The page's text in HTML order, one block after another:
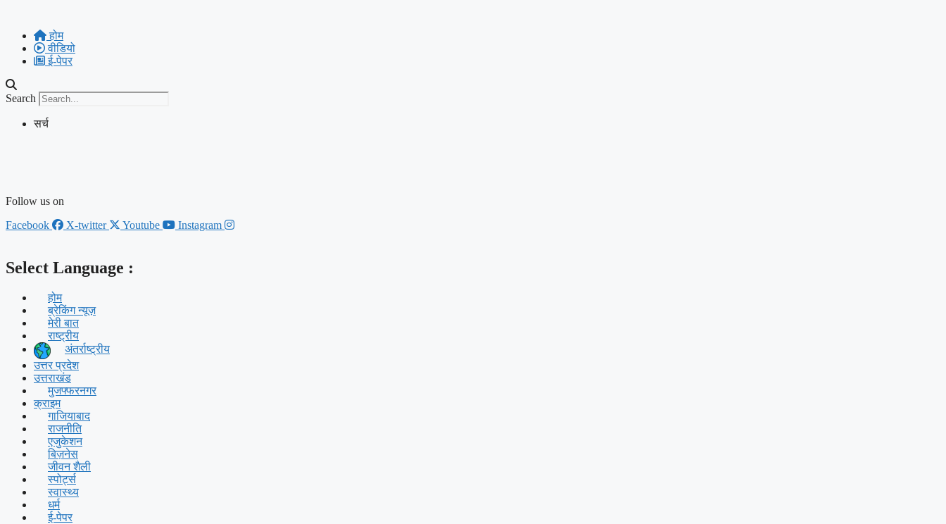
content
होम
वीडियो
ई-पेपर
Search
सर्च
Follow us on
Facebook
X-twitter Youtube Instagram
Select Language :
होम
ब्रेकिंग न्यूज़
मेरी बात
राष्ट्रीय
अंतर्राष्ट्रीय
उत्तर प्रदेश
उत्तराखंड
मुजफ्फरनगर
क्राइम
गाजियाबाद
राजनीति
एजुकेशन
बिज़नेस
जीवन शैली
स्पोर्ट्स
स्वास्थ्य
धर्म
ई-पेपर